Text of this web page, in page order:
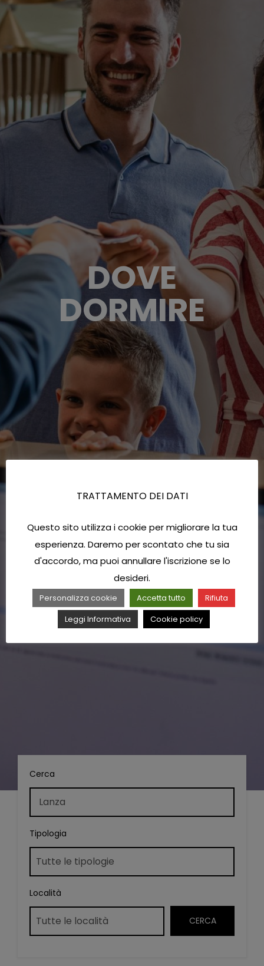
DOVE
DORMIRE
Cerca
Tipologia
Località
TRATTAMENTO DEI DATI
Questo sito utilizza i cookie per migliorare la tua
esperienza. Daremo per scontato che tu sia
d'accordo, ma puoi annullare l'iscrizione se lo
desideri.
Personalizza cookie Accetta tutto
Rifiuta
Leggi Informativa
Cookie policy